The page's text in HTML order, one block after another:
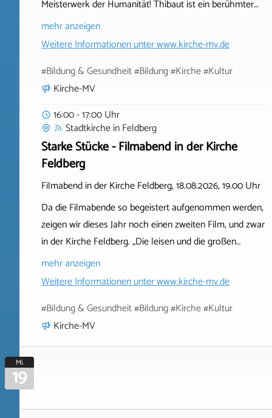
Meisterwerk der Humanität! Thibaut ist ein berühmter…
mehr anzeigen
Weitere Informationen unterwww.kirche-mv.de
#Bildung & Gesundheit #Bildung #Kirche #Kultur
Kirche-MV
16:00 - 17:00 Uhr
StadtkircheinFeldberg
Starke Stücke - Filmabend in der Kirche
Feldberg
Filmabend in der Kirche Feldberg, 18.08.2026, 19.00 Uhr
Da die Filmabende so begeistert aufgenommen werden,
zeigen wir dieses Jahr noch einen zweiten Film, und zwar
in der Kirche Feldberg. „Die leisen und die großen…
mehr anzeigen
Weitere Informationen unterwww.kirche-mv.de
#Bildung & Gesundheit #Bildung #Kirche #Kultur
Kirche-MV
Mi.
19